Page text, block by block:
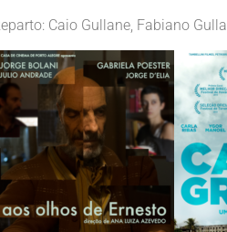
Caio Gullane, Fabiano